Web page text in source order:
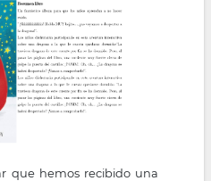
que hemos recibido una